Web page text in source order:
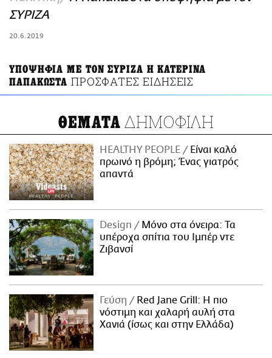
ΑΜΠΑ
PRINT
ΣΥΡΙΖΑ
20.6.2019
ΥΠΟΨΗΦΙΑ ΜΕ ΤΟΝ ΣΥΡΙΖΑ Η ΚΑΤΕΡΙΝΑ
ΠΑΠΑΚΩΣΤΑ ΠΡΟΣΦΑΤΕΣ ΕΙΔΗΣΕΙΣ
ΘΕΜΑΤΑ ΔΗΜΟΦΙΛΗ
HEALTHY PEOPLE
Είναι καλό
πρωινό η βρόμη; Ένας γιατρός
απαντά
Design
Μόνο στα όνειρα: Τα
υπέροχα σπίτια του Ιμπέρ ντε
Ζιβανσί
Γεύση
Red Jane Grill: Η πιο
νόστιμη και χαλαρή αυλή στα
Χανιά (ίσως και στην Ελλάδα)